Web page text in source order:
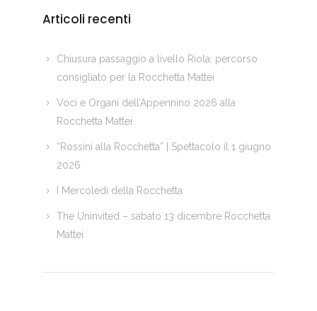
Articoli recenti
Chiusura passaggio a livello Riola: percorso
consigliato per la Rocchetta Mattei
Voci e Organi dell’Appennino 2026 alla
Rocchetta Mattei
“Rossini alla Rocchetta” | Spettacolo il 1 giugno
2026
I Mercoledì della Rocchetta
The Uninvited – sabato 13 dicembre Rocchetta
Mattei